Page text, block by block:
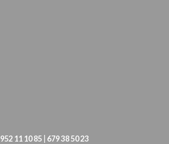
952 11 10 85 | 679 38 50 23